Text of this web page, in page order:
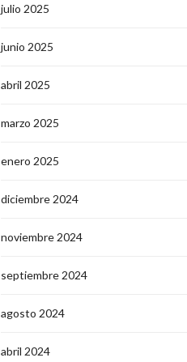
julio 2025
junio 2025
abril 2025
marzo 2025
enero 2025
diciembre 2024
noviembre 2024
septiembre 2024
agosto 2024
abril 2024